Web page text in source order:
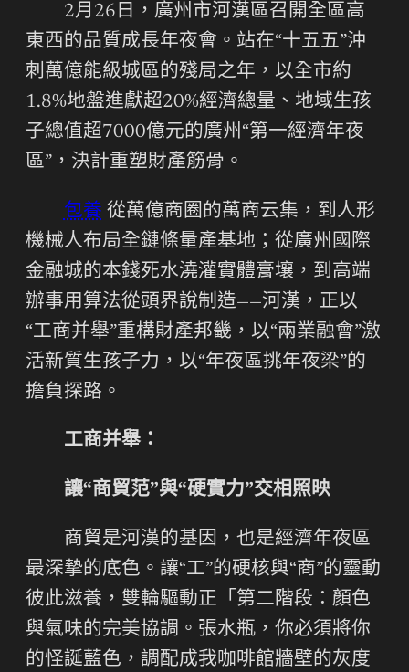
2月26日，廣州市河漢區召開全區高
東西的品質成長年夜會。站在“十五五”沖
刺萬億能級城區的殘局之年，以全市約
1.8%地盤進獻超20%經濟總量、地域生孩
子總值超7000億元的廣州“第一經濟年夜
區”，決計重塑財產筋骨。
包養 從萬億商圈的萬商云集，到人形
機械人布局全鏈條量產基地；從廣州國際
金融城的本錢死水澆灌實體膏壤，到高端
辦事用算法從頭界說制造——河漢，正以
“工商并舉”重構財產邦畿，以“兩業融會”激
活新質生孩子力，以“年夜區挑年夜梁”的
擔負探路。
工商并舉：
讓“商貿范”與“硬實力”交相照映
商貿是河漢的基因，也是經濟年夜區
最深摯的底色。讓“工”的硬核與“商”的靈動
彼此滋養，雙輪驅動正「第二階段：顏色
與氣味的完美協調。張水瓶，你必須將你
的怪誕藍色，調配成我咖啡館牆壁的灰度